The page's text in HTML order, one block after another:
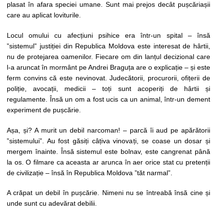
plasat în afara speciei umane. Sunt mai prejos decât pușcăriașii
care au aplicat loviturile.
Locul omului cu afecțiuni psihice era într-un spital – însă
”sistemul” justiției din Republica Moldova este interesat de hârtii,
nu de protejarea oamenilor. Fiecare om din lanțul decizional care
l-a aruncat în mormânt pe Andrei Braguța are o explicație – și este
ferm convins că este nevinovat. Judecătorii, procurorii, ofițerii de
poliție, avocații, medicii – toți sunt acoperiți de hârtii și
regulamente. Însă un om a fost ucis ca un animal, într-un dement
experiment de pușcărie.
Așa, și? A murit un debil narcoman! – parcă îi aud pe apărătorii
”sistemului”. Au fost găsiți câțiva vinovați, se coase un dosar și
mergem înainte. Însă sistemul este bolnav, este cangrenat până
la os. O filmare ca aceasta ar arunca în aer orice stat cu pretenții
de civilizație – însă în Republica Moldova ”tăt narmal”.
A crăpat un debil în pușcărie. Nimeni nu se întreabă însă cine și
unde sunt cu adevărat debilii.